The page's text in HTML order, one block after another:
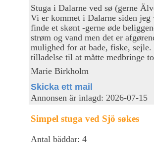
Stuga i Dalarne ved sø (gerne
Vi er kommet i Dalarne siden
finde et skønt -gerne øde
strøm og vand men det er
mulighed for at bade, fiske,
tilladelse til at måtte medbringe
Marie Birkholm
Skicka ett mail
Annonsen är inlagd: 2026-07-15
Simpel stuga ved Sjö søkes
Antal bäddar: 4